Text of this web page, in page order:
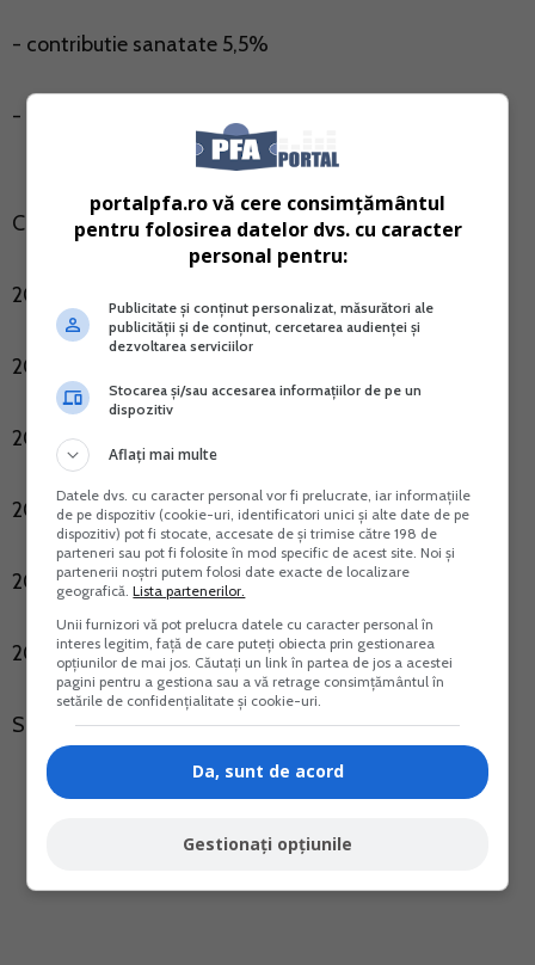
- contributie sanatate 5,5%
- contributie pensii 10,5%
Cum a evoluat piata PFA in Romania in ultimii ani:
2010 - 349.663
2011 - 258.145
2012 - 284.145
2013 - 313.852
2014 - 350.532
2015 - 393.976
Sursa: Registrul Comertului
portalpfa.ro vă cere consimțământul
pentru folosirea datelor dvs. cu caracter
personal pentru:
Publicitate și conținut personalizat, măsurători ale
publicității și de conținut, cercetarea audienței și
dezvoltarea serviciilor
Stocarea și/sau accesarea informațiilor de pe un
dispozitiv
Aflați mai multe
Datele dvs. cu caracter personal vor fi prelucrate, iar informațiile
de pe dispozitiv (cookie-uri, identificatori unici și alte date de pe
dispozitiv) pot fi stocate, accesate de și trimise către 198 de
parteneri sau pot fi folosite în mod specific de acest site. Noi și
partenerii noștri putem folosi date exacte de localizare
geografică.Lista partenerilor.
Unii furnizori vă pot prelucra datele cu caracter personal în
interes legitim, față de care puteți obiecta prin gestionarea
opțiunilor de mai jos. Căutați un link în partea de jos a acestei
pagini pentru a gestiona sau a vă retrage consimțământul în
setările de confidențialitate și cookie-uri.
Da, sunt de acord
Gestionați opțiunile